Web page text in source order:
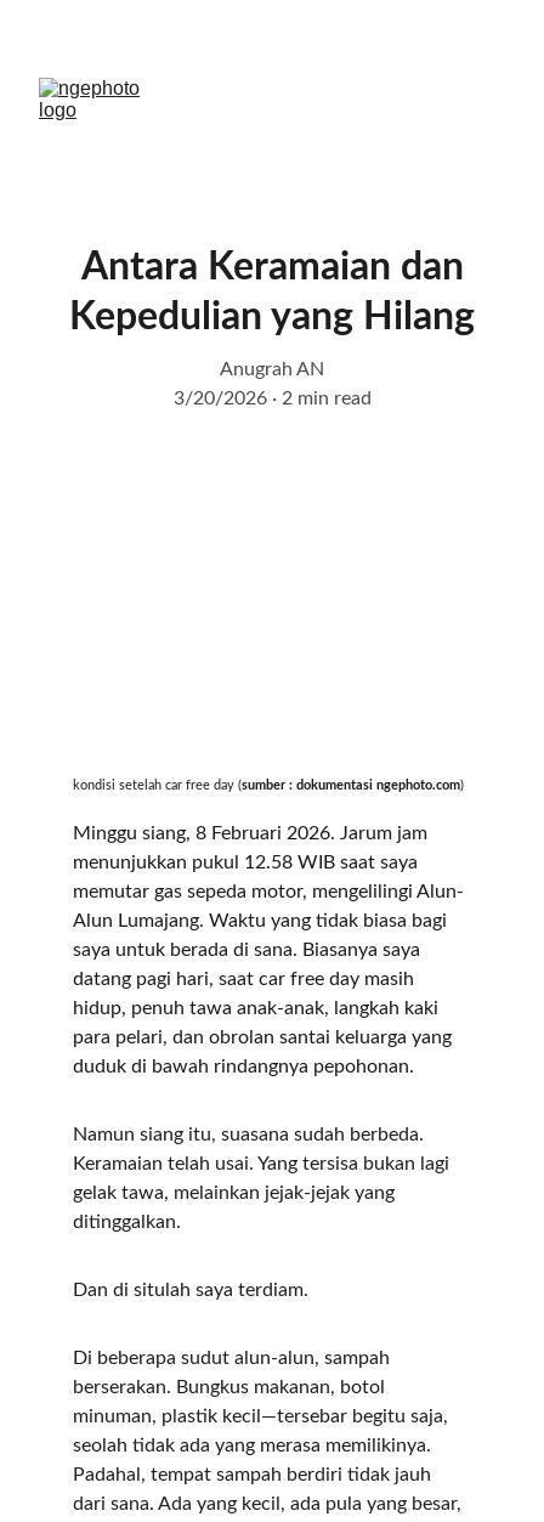
Antara Keramaian dan
Kepedulian yang Hilang
Anugrah AN
3/20/2026
2 min read
kondisi setelah car free day (sumber : dokumentasi ngephoto.com)
Minggu siang, 8 Februari 2026. Jarum jam
menunjukkan pukul 12.58 WIB saat saya
memutar gas sepeda motor, mengelilingi Alun-
Alun Lumajang. Waktu yang tidak biasa bagi
saya untuk berada di sana. Biasanya saya
datang pagi hari, saat car free day masih
hidup, penuh tawa anak-anak, langkah kaki
para pelari, dan obrolan santai keluarga yang
duduk di bawah rindangnya pepohonan.
Namun siang itu, suasana sudah berbeda.
Keramaian telah usai. Yang tersisa bukan lagi
gelak tawa, melainkan jejak-jejak yang
ditinggalkan.
Dan di situlah saya terdiam.
Di beberapa sudut alun-alun, sampah
berserakan. Bungkus makanan, botol
minuman, plastik kecil—tersebar begitu saja,
seolah tidak ada yang merasa memilikinya.
Padahal, tempat sampah berdiri tidak jauh
dari sana. Ada yang kecil, ada pula yang besar,